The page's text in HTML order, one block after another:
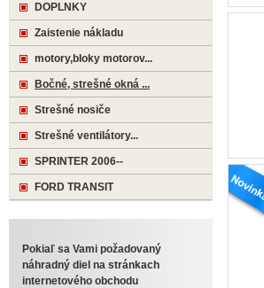
DOPLNKY
Zaistenie nákladu
motory,bloky motorov...
Bočné, strešné okná ...
Strešné nosiče
Strešné ventilátory...
SPRINTER 2006--
FORD TRANSIT
Pokiaľ sa Vami požadovaný
náhradný diel na stránkach
internetového obchodu